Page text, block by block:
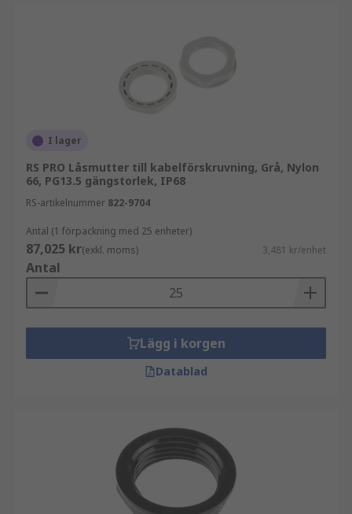
I lager
RS PRO Låsmutter till kabelförskruvning, Grå, Nylon
66, PG13.5 gängstorlek, IP68
RS-artikelnummer 822-9704
Antal (1 förpackning med 25 enheter)
87,025 kr(exkl. moms) 3,481 kr/enhet
Antal
Lägg i korgen
Datablad